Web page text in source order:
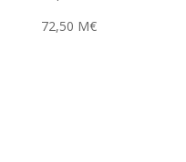
72,50 M€